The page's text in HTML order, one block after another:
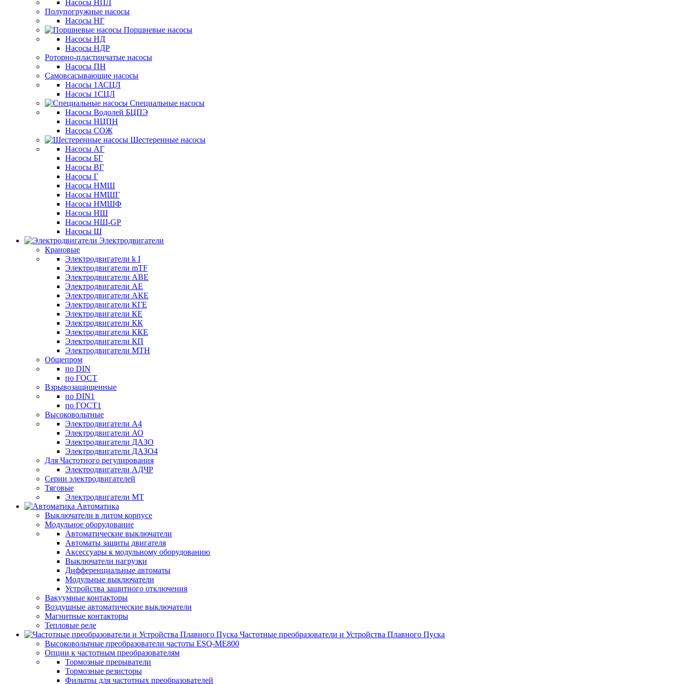
Насосы НПЛ
Полупогружные насосы
Насосы НГ
Поршневые насосы
Насосы НД
Насосы НДР
Роторно-пластинчатые насосы
Насосы ПН
Самовсасывающие насосы
Насосы 1АСЦЛ
Насосы 1СЦЛ
Специальные насосы
Насосы Водолей БЦПЭ
Насосы НЦПН
Насосы СОЖ
Шестеренные насосы
Насосы АГ
Насосы БГ
Насосы ВГ
Насосы Г
Насосы НМШ
Насосы НМШГ
Насосы НМШФ
Насосы НШ
Насосы НШ-GP
Насосы Ш
Электродвигатели
Крановые
Электродвигатели k I
Электродвигатели mTF
Электродвигатели АВЕ
Электродвигатели АЕ
Электродвигатели АКЕ
Электродвигатели КГЕ
Электродвигатели КЕ
Электродвигатели КК
Электродвигатели ККЕ
Электродвигатели КП
Электродвигатели МТН
Общепром
по DIN
по ГОСТ
Взрывозащищенные
по DIN1
по ГОСТ1
Высоковольтные
Электродвигатели А4
Электродвигатели АО
Электродвигатели ДАЗО
Электродвигатели ДАЗО4
Для Частотного регулирования
Электродвигатели АДЧР
Серии электродвигателей
Тяговые
Электродвигатели МТ
Автоматика
Выключатели в литом корпусе
Модульное оборудование
Автоматические выключатели
Автоматы защиты двигателя
Аксессуары к модульному оборудованию
Выключатели нагрузки
Дифференциальные автоматы
Модульные выключатели
Устройства защитного отключения
Вакуумные контакторы
Воздушные автоматические выключатели
Магнитные контакторы
Тепловые реле
Частотные преобразователи и Устройства Плавного Пуска
Высоковольтные преобразователи частоты ESQ-ME800
Опции к частотным преобразователям
Тормозные прерыватели
Тормозные резисторы
Фильтры для частотных преобразователей